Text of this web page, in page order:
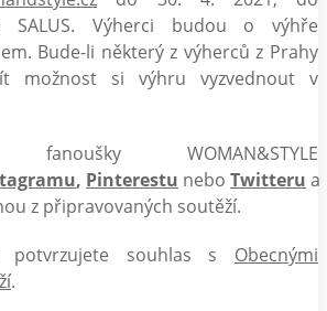
SALUS. Výherci budou o výhře
Bude-li některý z výherců z Prahy
možnost si výhru vyzvednout v
WOMAN&STYLE
, Pinterestu nebo Twitteru a
z připravovaných soutěží.
potvrzujete souhlas s Obecnými
.